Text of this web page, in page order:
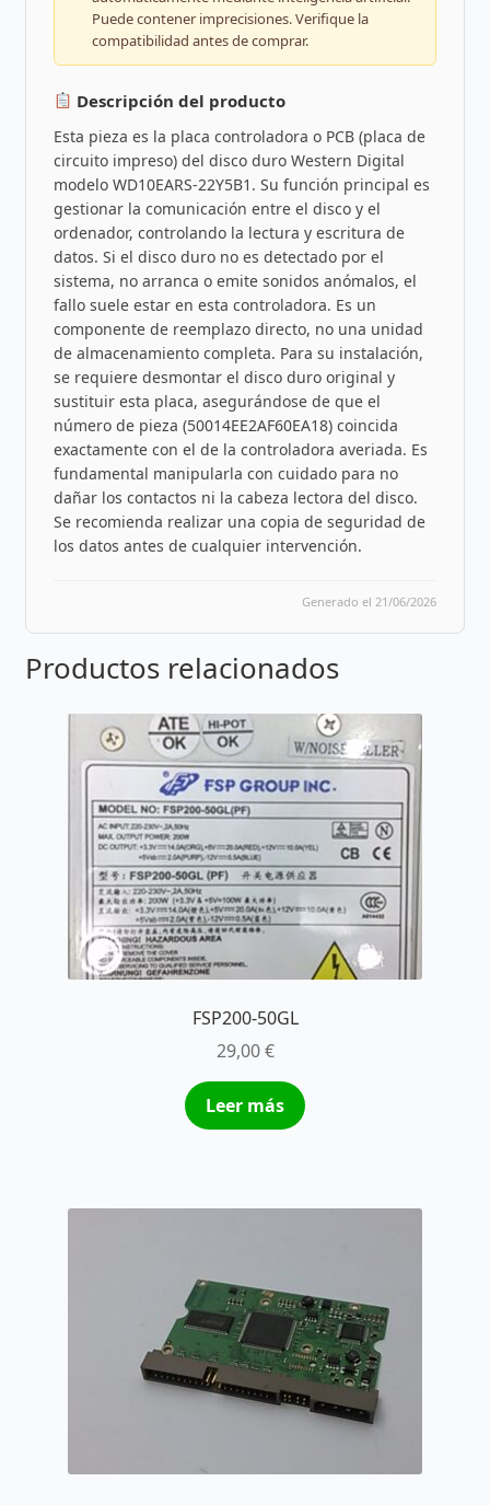
Puede contener imprecisiones. Verifique la
compatibilidad antes de comprar.
Descripción del producto
Esta pieza es la placa controladora o PCB (placa de
circuito impreso) del disco duro Western Digital
modelo WD10EARS-22Y5B1. Su función principal es
gestionar la comunicación entre el disco y el
ordenador, controlando la lectura y escritura de
datos. Si el disco duro no es detectado por el
sistema, no arranca o emite sonidos anómalos, el
fallo suele estar en esta controladora. Es un
componente de reemplazo directo, no una unidad
de almacenamiento completa. Para su instalación,
se requiere desmontar el disco duro original y
sustituir esta placa, asegurándose de que el
número de pieza (50014EE2AF60EA18) coincida
exactamente con el de la controladora averiada. Es
fundamental manipularla con cuidado para no
dañar los contactos ni la cabeza lectora del disco.
Se recomienda realizar una copia de seguridad de
los datos antes de cualquier intervención.
Generado el 21/06/2026
Productos relacionados
FSP200-50GL
29,00€
Leer más